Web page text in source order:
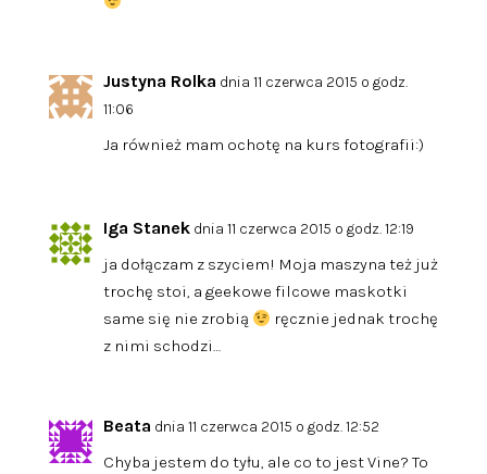
Justyna Rolka dnia 11 czerwca 2015 o godz.
11:06
Ja również mam ochotę na kurs fotografii:)
Iga Stanek dnia 11 czerwca 2015 o godz. 12:19
ja dołączam z szyciem! Moja maszyna też już
trochę stoi, a geekowe filcowe maskotki
same się nie zrobią
ręcznie jednak trochę
z nimi schodzi…
Beata dnia 11 czerwca 2015 o godz. 12:52
Chyba jestem do tyłu, ale co to jest Vine? To